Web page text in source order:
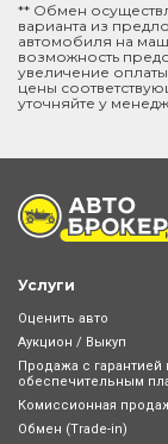
** Обмен
варианта из
автомобиля на
возможность
увеличение
цены
уточняйте у
Услуги
Оценить авто
Аукцион / Выкуп
Продажа с гарантией
обеспечительным
Комиссионная
Обмен (Trade-in)